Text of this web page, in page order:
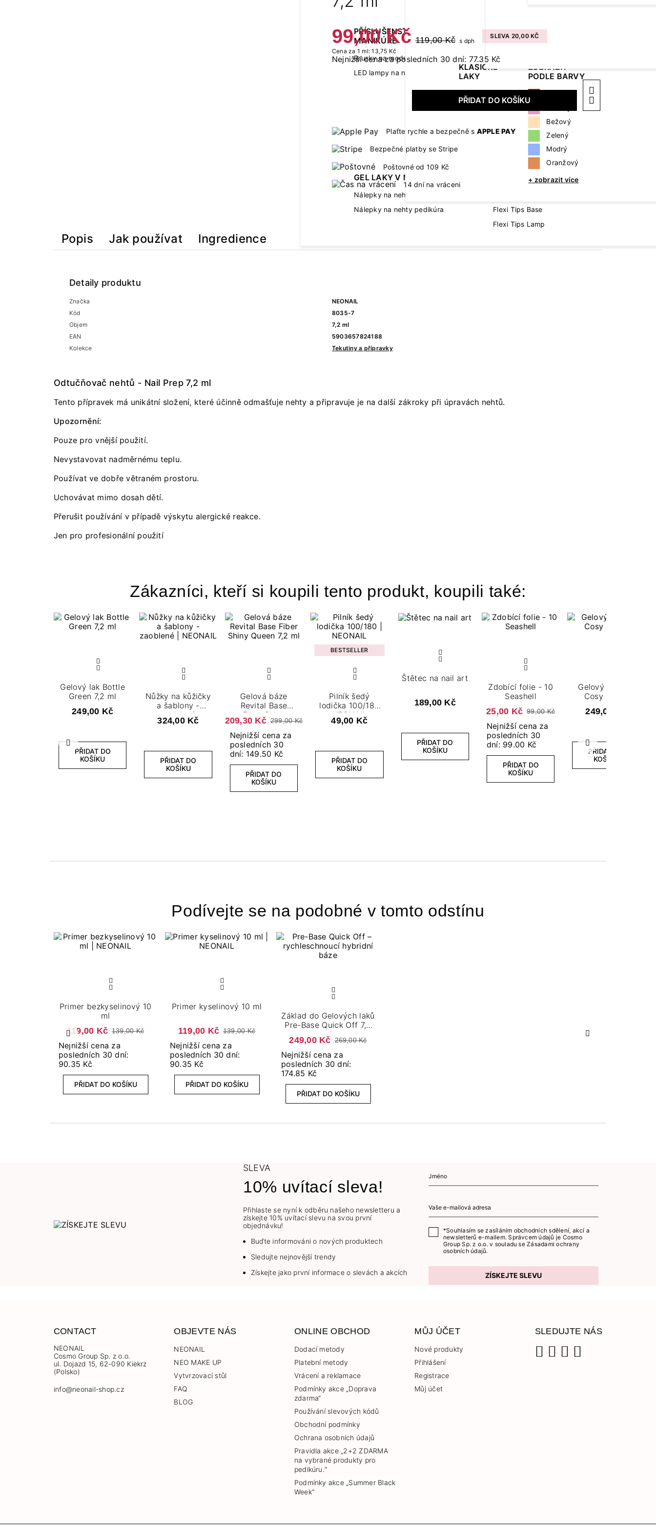
PŘÍSLUŠENSTVÍ K
MANIKÚŘE
Brusky na modeláž nehtů
LED lampy na nehty
DOPLŇKY A POTŘEBY
Kleštičky a nůžky
Příslušenství pro prodloužení
nehtů
Příslušenství pro zdobení nehtů
Doplňky k přístrojům
+ zobrazit více
GEL LAKY V NÁLEPCE
Nálepky na nehty manikúra
Nálepky na nehty pedikúra
FLEXI TIPS SYSTEM
Flexi Tips Base
Flexi Tips Lamp
KLASICKÉ
LAKY
ZOBRAZIT
PODLE BARVY
Bežový
Zelený
Modrý
Oranžový
+ zobrazit více
99,00 Kč 119,00 Kč s dph
SLEVA 20,00 KČ
Cena za 1 ml: 13,75 Kč
Nejnižší cena za posledních 30 dní: 77.35 Kč
PŘIDAT DO KOŠÍKU
Plaťte rychle a bezpečně s APPLE PAY
Bezpečné platby se Stripe
Poštovné od 109 Kč
14 dní na vráceni
Popis Jak používat Ingredience
Detaily produktu
Značka
NEONAIL
Kód
8035-7
Objem
7,2 ml
EAN
5903657824188
Kolekce
Tekutiny a přípravky
Odtučňovač nehtů - Nail Prep 7,2 ml
Tento přípravek má unikátní složení, které účinně odmašťuje nehty a připravuje je na další zákroky při úpravách nehtů.
Upozornění:
Pouze pro vnější použití.
Nevystavovat nadměrnému teplu.
Používat ve dobře větraném prostoru.
Uchovávat mimo dosah dětí.
Přerušit používání v případě výskytu alergické reakce.
Jen pro profesionální použití
Zákazníci, kteří si koupili tento produkt, koupili také:
Předchozí Další
Gelový lak Bottle
Green 7,2 ml
249,00 Kč
PŘIDAT DO
KOŠÍKU
Nůžky na kůžičky
a šablony -
zaoblené
324,00 Kč
PŘIDAT DO
KOŠÍKU
Gelová báze
Revital Base
Fiber Shiny
Queen 7,2 ml
209,30 Kč 299,00 Kč
Nejnižší cena za
posledních 30
dní: 149.50 Kč
PŘIDAT DO
KOŠÍKU
BESTSELLER
Pilník šedý
lodička 100/180
NEONAIL
49,00 Kč
PŘIDAT DO
KOŠÍKU
Štětec na nail art
189,00 Kč
PŘIDAT DO
KOŠÍKU
Zdobící folie - 10
Seashell
25,00 Kč 99,00 Kč
Nejnižší cena za
posledních 30
dní: 99.00 Kč
PŘIDAT DO
KOŠÍKU
Gelový lak Soo
Cosy 7,2 ml
249,00 Kč
PŘIDAT DO
KOŠÍKU
Podívejte se na podobné v tomto odstínu
Předchozí Další
Primer bezkyselinový 10
ml
119,00 Kč 139,00 Kč
Nejnižší cena za
posledních 30 dní:
90.35 Kč
PŘIDAT DO KOŠÍKU
Primer kyselinový 10 ml
119,00 Kč 139,00 Kč
Nejnižší cena za
posledních 30 dní:
90.35 Kč
PŘIDAT DO KOŠÍKU
Základ do Gelových laků
Pre-Base Quick Off 7,2
ml
249,00 Kč 269,00 Kč
Nejnižší cena za
posledních 30 dní:
174.85 Kč
PŘIDAT DO KOŠÍKU
SLEVA
10% uvítací sleva!
Přihlaste se nyní k odběru našeho newsletteru a
získejte 10% uvítací slevu na svou první
objednávku!
Buďte informováni o nových produktech
Sledujte nejnovější trendy
Získejte jako první informace o slevách a akcích
*Souhlasím se zasíláním obchodních sdělení, akcí a
newsletterů e-mailem. Správcem údajů je Cosmo
Group Sp. z o.o. v souladu seZásadami ochrany
osobních údajů.
ZÍSKEJTE SLEVU
CONTACT
NEONAIL
Cosmo Group Sp. z o.o.
ul. Dojazd 15, 62-090 Kiekrz
(Polsko)
info@neonail-shop.cz
OBJEVTE NÁS
NEONAIL
NEO MAKE UP
Vytvrzovací stůl
FAQ
BLOG
ONLINE OBCHOD
Dodací metody
Platební metody
Vrácení a reklamace
Podmínky akce „Doprava
zdarma“
Používání slevových kódů
Obchodní podmínky
Ochrana osobních údajů
Pravidla akce „2+2 ZDARMA
na vybrané produkty pro
pedikúru.“
Podmínky akce „Summer Black
Week“
MŮJ ÚČET
Nové produkty
Přihlášení
Registrace
Můj účet
SLEDUJTE NÁS